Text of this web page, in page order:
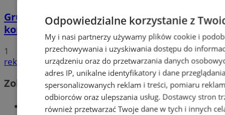
Grupa motocyklistów zatrzymała
kompletnie pijanego mężczyznę
1
reklama
Zobacz również
Wiadomości kryminalne w Wodzisławiu
Odpowiedzialne korzystanie z
My i nasi partnerzy używamy plików cookie i
przechowywania i uzyskiwania dostępu do
urządzeniu oraz do przetwarzania danych
adres IP, unikalne identyfikatory i dane
spersonalizowanych reklam i treści, pomiaru
odbiorców oraz ulepszania usług. Dostawcy stron
również przetwarzać Twoje dane w tych i innych